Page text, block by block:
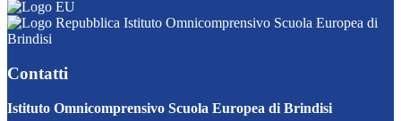
Istituto Omnicomprensivo Scuola Europea di
Brindisi
Contatti
Istituto Omnicomprensivo Scuola Europea di Brindisi